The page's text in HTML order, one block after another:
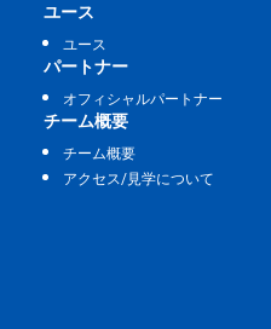
ユース
ユース
パートナー
オフィシャルパートナー
チーム概要
チーム概要
アクセス/見学について